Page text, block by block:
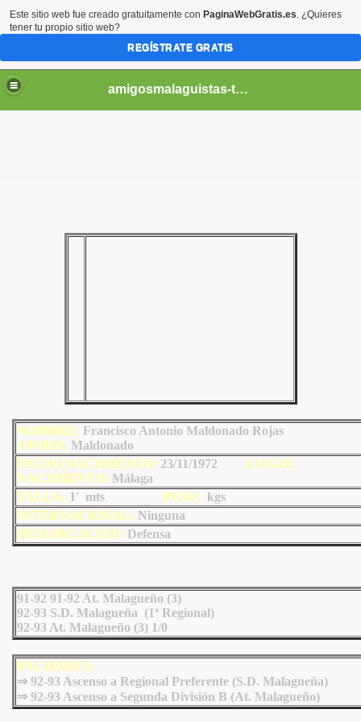
amigosmalaguistas-temporadas
NOMBRE: Francisco Antonio Maldonado Rojas
APODO: Maldonado
FECHA NACIMIENTO: 23/11/1972 LUGAR
NACIMIENTO: Málaga
TALLA: 1' mts PESO: kgs
INTERNACIONAL: Ninguna
DEMARCACIÓN: Defensa
91-92 91-92 At. Malagueño (3)
92-93 S.D. Malagueña (1ª Regional)
92-93 At. Malagueño (3) 1/0
PALMARÉS:
⇒ 92-93 Ascenso a Regional Preferente (S.D. Malagueña)
⇒ 92-93 Ascenso a Segunda División B (At. Malagueño)
Este sitio web fue creado gratuitamente con PaginaWebGratis.es. ¿Quieres
tener tu propio sitio web?
REGÍSTRATE GRATIS